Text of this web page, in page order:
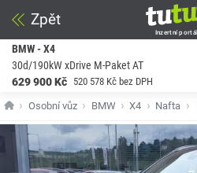
Zpět
Inzertní portál
BMW - X4
30d/190kW xDrive M-Paket AT
629 900 Kč 520 578 Kč bez DPH
Osobní vůz BMW X4 Nafta